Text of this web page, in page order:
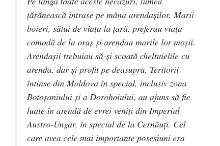
ţărănească intrase pe mâna arendaşilor. Marii
boieri, sătui de viaţa la ţară, preferau viaţa
comodă de la oraş şi arendau marile lor moşii.
Arendaşii trebuiau să-şi scoată cheltuielile cu
arenda, dar şi profit pe deasupra. Teritorii
întinse din Moldova în special, inclusiv zona
Botoşaniului şi a Dorohoiului, au ajuns să fie
luate în arendă de evrei veniţi din Imperiul
Austro-Ungar, în special de la Cernăuţi. Cel
care avea cele mai importante posesiuni era